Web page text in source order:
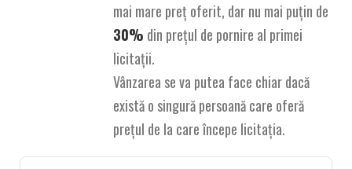
mai mare preț oferit, dar nu mai puțin de
30% din prețul de pornire al primei
licitații.
Vânzarea se va putea face chiar dacă
există o singură persoană care oferă
prețul de la care începe licitația.